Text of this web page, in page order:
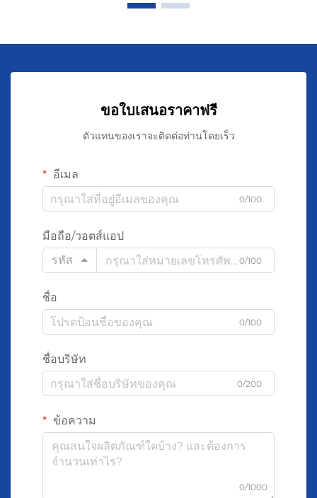
ขอใบเสนอราคาฟรี
ตัวแทนของเราจะติดต่อท่านโดยเร็ว
อีเมล
0/100
มือถือ/วอตส์แอป
รหัส
0/100
ชื่อ
0/100
ชื่อบริษัท
0/200
ข้อความ
0/1000